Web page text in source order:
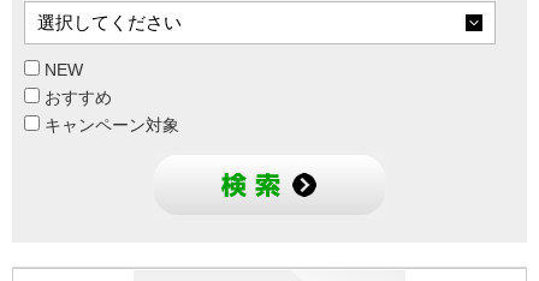
NEW
おすすめ
キャンペーン対象